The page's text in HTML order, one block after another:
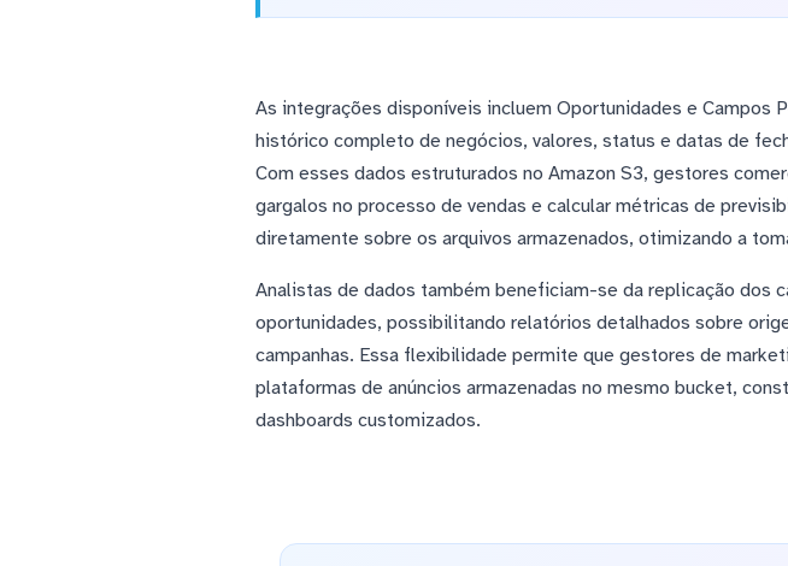
As integrações disponíveis incluem Oportunidades e Campos
histórico completo de negócios, valores, status e datas de
Com esses dados estruturados no Amazon S3, gestores
gargalos no processo de vendas e calcular métricas de
diretamente sobre os arquivos armazenados, otimizando a
Analistas de dados também beneficiam-se da replicação dos
oportunidades, possibilitando relatórios detalhados sobre
campanhas. Essa flexibilidade permite que gestores de
plataformas de anúncios armazenadas no mesmo bucket,
dashboards customizados.